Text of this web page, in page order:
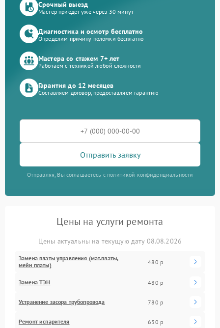
Срочный выезд
Мастер приедет уже через 30 минут
Диагностика и осмотр бесплатно
Определим причину поломки бесплатно
Мастера со стажем 7+ лет
Работаем с техникой любой сложности
Гарантия до 12 месяцев
Составляем договор, предоставляем гарантию
Отправить заявку
Отправляя, Вы соглашаетесь с политикой конфиденциальности
Цены на услуги ремонта
Цены актуальны на текущую дату 08.08.2026
Замена платы управления (мат.платы,
мейн платы)
480 р
Замена ТЭН 480 р
Устранение засора трубопровода 780 р
Ремонт испарителя 630 р